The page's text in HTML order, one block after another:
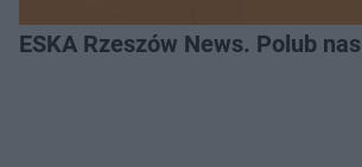
ESKA Rzeszów News. Polub